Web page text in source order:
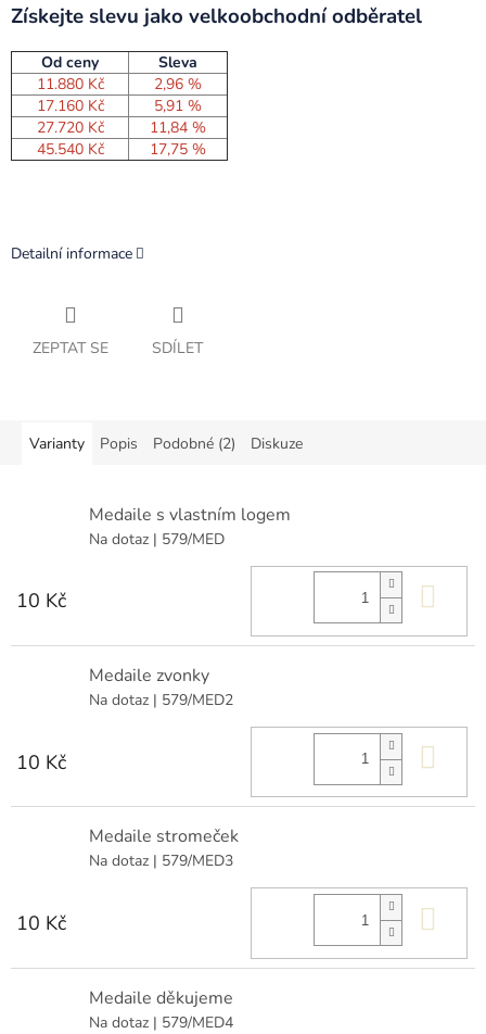
Získejte slevu jako velkoobchodní odběratel
Od ceny
Sleva
11.880 Kč
2,96 %
17.160 Kč
5,91 %
27.720 Kč
11,84 %
45.540 Kč
17,75 %
Detailní informace
ZEPTAT SE SDÍLET
Varianty Popis Podobné (2) Diskuze
Medaile s vlastním logem
Na dotaz | 579/MED
10 Kč
Medaile zvonky
Na dotaz | 579/MED2
10 Kč
Medaile stromeček
Na dotaz | 579/MED3
10 Kč
Medaile děkujeme
Na dotaz | 579/MED4